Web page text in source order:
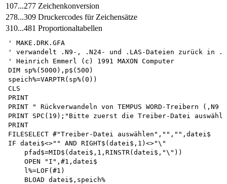
107...277 Zeichenkonversion
278...309 Druckercodes für Zeichensätze
310...481 Proportionaltabellen
' MAKE.DRK.GFA
' verwandelt .N9-, .N24- und .LAS-Dateien zurück in
' Heinrich Emmerl (c) 1991 MAXON Computer
DIM sp%(5000),p$(500)
speich%=VARPTR(sp%(0))
CLS
PRINT
PRINT " Rückverwandeln von TEMPUS WORD-Treibern
PRINT SPC(19);"Bitte zuerst die Treiber-Datei
PRINT
FILESELECT #"Treiber-Datei auswählen","","",datei$
IF datei$<>"" AND RIGHT$(datei$,1)<>"\"
    pfad$=MID$(datei$,1,RINSTR(datei$,"\"))
    OPEN "I",#1,datei$
    l%=LOF(#1)
    BLOAD datei$,speich%